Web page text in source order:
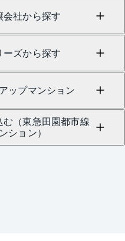
会社から探す
ーズから探す
ップマンション
む（東急田園都市線
ション）